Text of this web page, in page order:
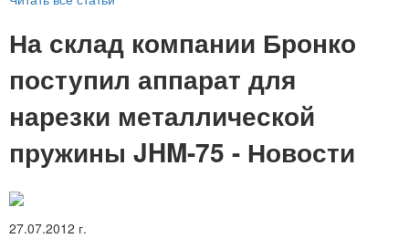
На склад компании Бронко
поступил аппарат для
нарезки металлической
пружины JHM-75 - Новости
27.07.2012 г.